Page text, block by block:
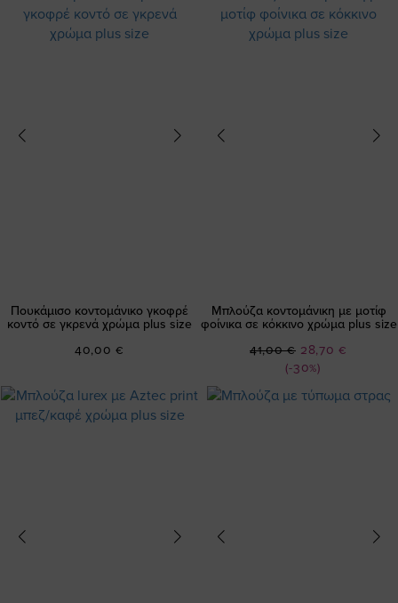
Πουκάμισο κοντομάνικο γκοφρέ
κοντό σε γκρενά χρώμα plus size
40,00 €
Μπλούζα κοντομάνικη με μοτίφ
φοίνικα σε κόκκινο χρώμα plus size
(-30%)
Ειδική
Τιμή
28,70 €
41,00 €